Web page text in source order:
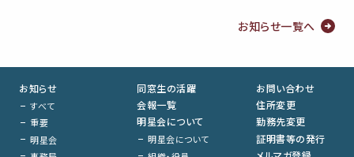
お知らせ一覧へ
お知らせ
すべて
重要
明星会
同窓生の活躍
会報一覧
明星会について
明星会について
お問い合わせ
住所変更
勤務先変更
証明書等の発行